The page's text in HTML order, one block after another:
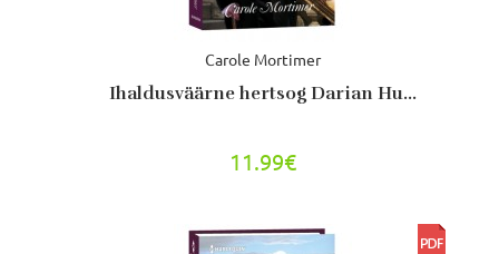
Carole Mortimer
Ihaldusväärne hertsog Darian Hu...
11.99€